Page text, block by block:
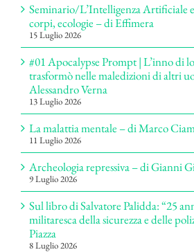
Seminario/L’Intelligenza Artificiale
corpi, ecologie – di Effimera
15 Luglio 2026
#01 Apocalypse Prompt | L’inno di
trasformò nelle maledizioni di altri
Alessandro Verna
13 Luglio 2026
La malattia mentale – di Marco
11 Luglio 2026
Archeologia repressiva – di Gianni
9 Luglio 2026
Sul libro di Salvatore Palidda: “25
militaresca della sicurezza e delle
Piazza
8 Luglio 2026